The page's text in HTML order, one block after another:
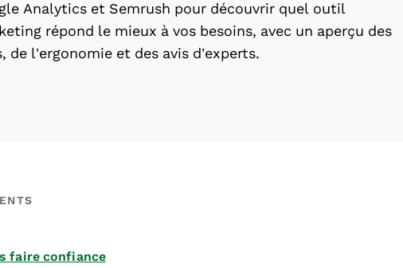
Analytics et Semrush pour découvrir quel outil
répond le mieux à vos besoins, avec un aperçu des
l’ergonomie et des avis d’experts.
faire confiance